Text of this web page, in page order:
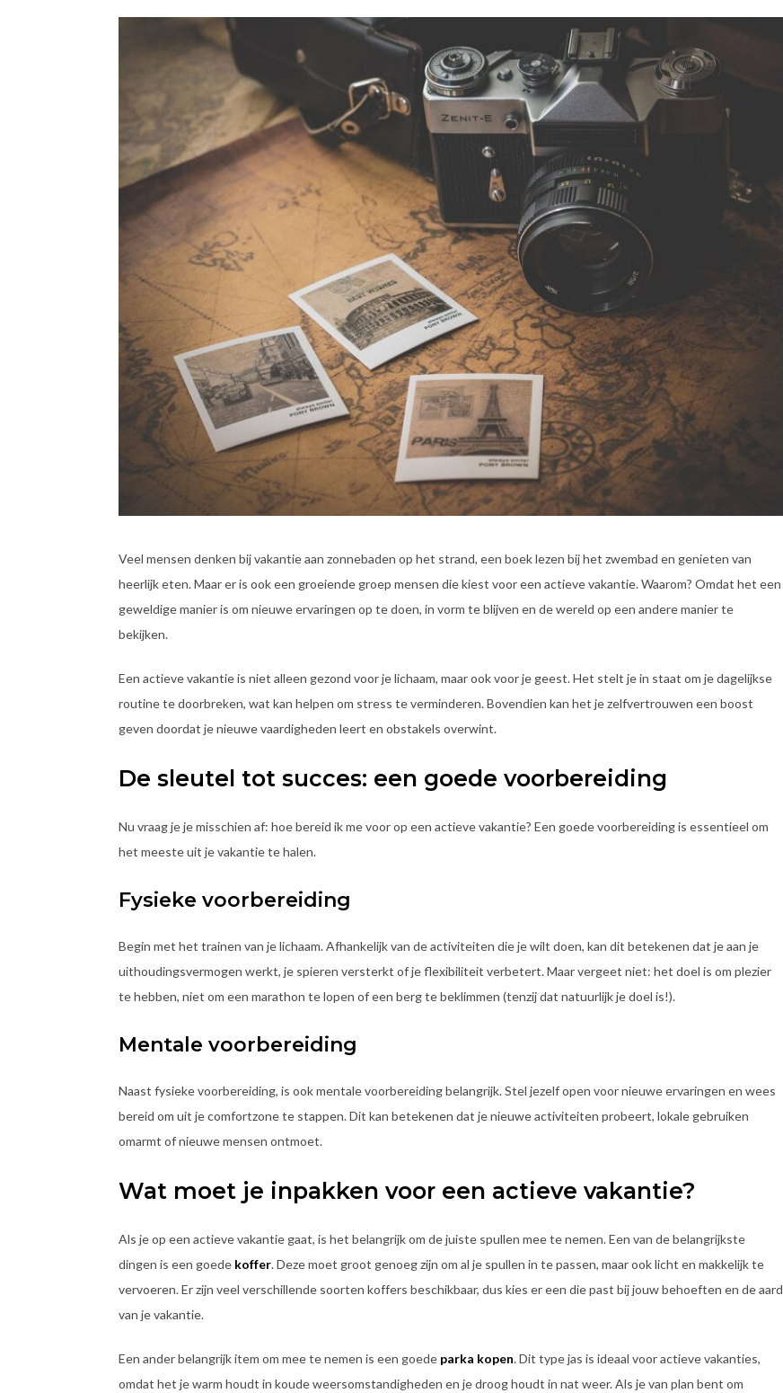
Veel mensen denken bij vakantie aan zonnebaden op het strand, een boek lezen bij het zwembad en genieten van
heerlijk eten. Maar er is ook een groeiende groep mensen die kiest voor een actieve vakantie. Waarom? Omdat het een
geweldige manier is om nieuwe ervaringen op te doen, in vorm te blijven en de wereld op een andere manier te
bekijken.
Een actieve vakantie is niet alleen gezond voor je lichaam, maar ook voor je geest. Het stelt je in staat om je dagelijkse
routine te doorbreken, wat kan helpen om stress te verminderen. Bovendien kan het je zelfvertrouwen een boost
geven doordat je nieuwe vaardigheden leert en obstakels overwint.
De sleutel tot succes: een goede voorbereiding
Nu vraag je je misschien af: hoe bereid ik me voor op een actieve vakantie? Een goede voorbereiding is essentieel om
het meeste uit je vakantie te halen.
Fysieke voorbereiding
Begin met het trainen van je lichaam. Afhankelijk van de activiteiten die je wilt doen, kan dit betekenen dat je aan je
uithoudingsvermogen werkt, je spieren versterkt of je flexibiliteit verbetert. Maar vergeet niet: het doel is om plezier
te hebben, niet om een marathon te lopen of een berg te beklimmen (tenzij dat natuurlijk je doel is!).
Mentale voorbereiding
Naast fysieke voorbereiding, is ook mentale voorbereiding belangrijk. Stel jezelf open voor nieuwe ervaringen en wees
bereid om uit je comfortzone te stappen. Dit kan betekenen dat je nieuwe activiteiten probeert, lokale gebruiken
omarmt of nieuwe mensen ontmoet.
Wat moet je inpakken voor een actieve vakantie?
Als je op een actieve vakantie gaat, is het belangrijk om de juiste spullen mee te nemen. Een van de belangrijkste
dingen is een goede koffer. Deze moet groot genoeg zijn om al je spullen in te passen, maar ook licht en makkelijk te
vervoeren. Er zijn veel verschillende soorten koffers beschikbaar, dus kies er een die past bij jouw behoeften en de aard
van je vakantie.
Een ander belangrijk item om mee te nemen is een goede parka kopen. Dit type jas is ideaal voor actieve vakanties,
omdat het je warm houdt in koude weersomstandigheden en je droog houdt in nat weer. Als je van plan bent om